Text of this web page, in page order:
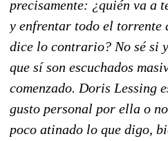
precisamente: ¿quién va a
y enfrentar todo el torrente
dice lo contrario? No sé si
que sí son escuchados
comenzado. Doris Lessing
gusto personal por ella o
poco atinado lo que digo,